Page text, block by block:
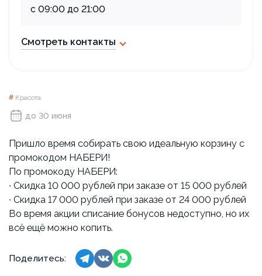
# Красота
до 30 июня
Пришло время собирать свою идеальную корзину с
промокодом НАБЕРИ!
По промокоду НАБЕРИ:
∙ Скидка 10 000 рублей при заказе от 15 000 рублей
∙ Скидка 17 000 рублей при заказе от 24 000 рублей
Во время акции списание бонусов недоступно, но их
всё ещё можно копить.
Поделитесь:
с 09:00 до 21:00
Смотреть контакты